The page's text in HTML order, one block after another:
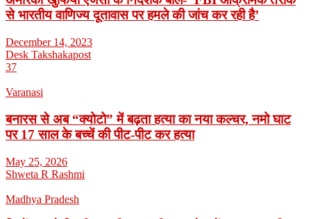
से भारतीय वाणिज्य दूतावास पर हमले की जांच कर रही है’
December 14, 2023
Desk Takshakapost
37
Varanasi
बनारस से अब “क्योटो” में बढ़ता हत्या का नया कल्चर, नमो घाट
पर 17 साल के बच्चें की पीट-पीट कर हत्या
May 25, 2026
Shweta R Rashmi
Madhya Pradesh